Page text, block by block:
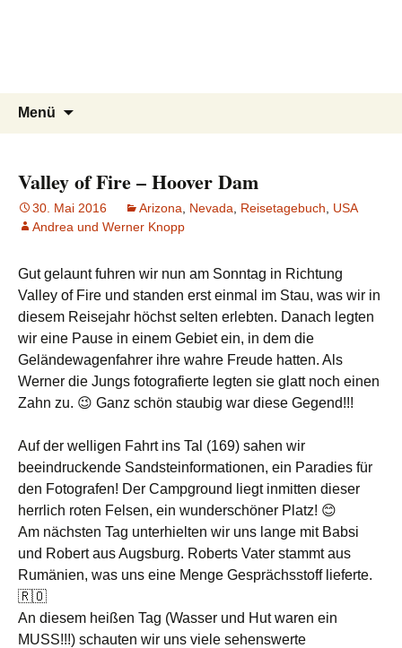
Menü
Valley of Fire – Hoover Dam
30. Mai 2016 Arizona Nevada Reisetagebuch
USA
Andrea und Werner Knopp
Gut gelaunt fuhren wir nun am Sonntag in Richtung
Valley of Fire und standen erst einmal im Stau, was wir in
diesem Reisejahr höchst selten erlebten. Danach legten
wir eine Pause in einem Gebiet ein, in dem die
Geländewagenfahrer ihre wahre Freude hatten. Als
Werner die Jungs fotografierte legten sie glatt noch einen
Zahn zu. 😉 Ganz schön staubig war diese Gegend!!!
Auf der welligen Fahrt ins Tal (169) sahen wir
beeindruckende Sandsteinformationen, ein Paradies für
den Fotografen! Der Campground liegt inmitten dieser
herrlich roten Felsen, ein wunderschöner Platz! 😊
Am nächsten Tag unterhielten wir uns lange mit Babsi
und Robert aus Augsburg. Roberts Vater stammt aus
Rumänien, was uns eine Menge Gesprächsstoff lieferte.
🇷🇴
An diesem heißen Tag (Wasser und Hut waren ein
MUSS!!!) schauten wir uns viele sehenswerte